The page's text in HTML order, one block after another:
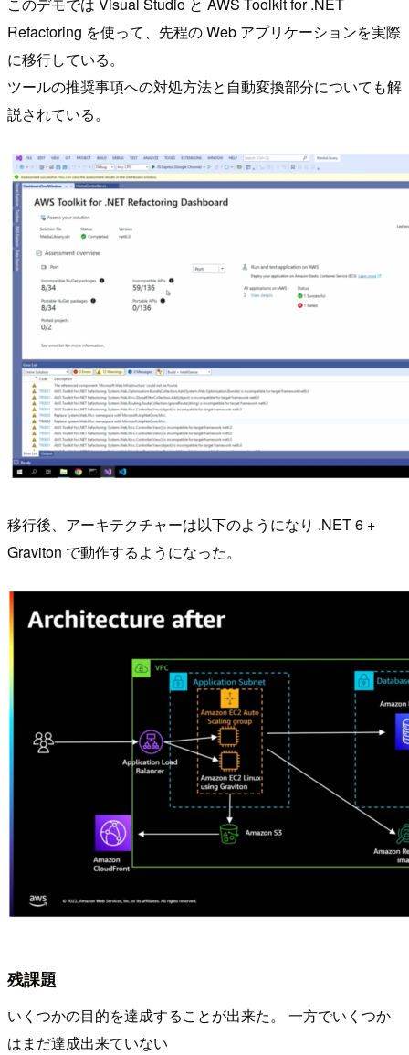
Refactoring を使って、先程の Web アプリケーションを実際
に移行している。
ツールの推奨事項への対処方法と自動変換部分についても解
説されている。
移行後、アーキテクチャーは以下のようになり .NET 6 +
Graviton で動作するようになった。
残課題
いくつかの目的を達成することが出来た。 一方でいくつか
はまだ達成出来ていない